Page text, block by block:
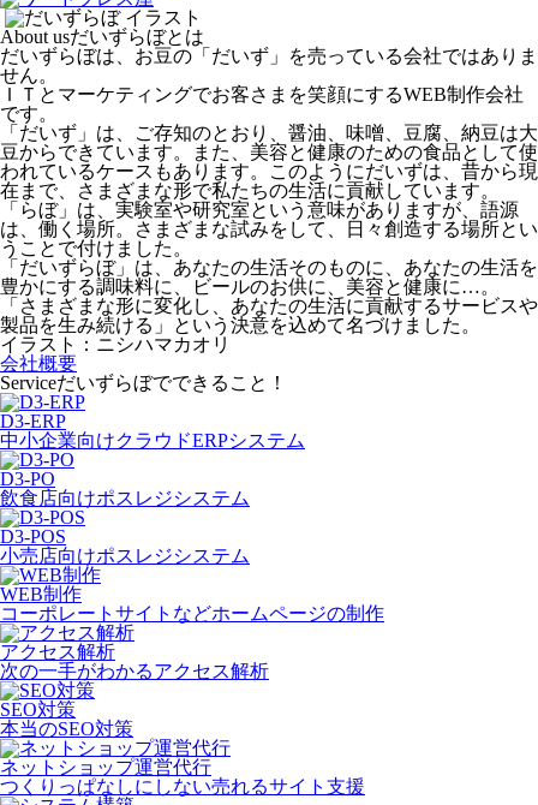
About usだいずらぼとは
だいずらぼは、お豆の「だいず」を売っている会社ではありま
せん。
ＩＴとマーケティングでお客さまを笑顔にするWEB制作会社
です。
「だいず」は、ご存知のとおり、醤油、味噌、豆腐、納豆は大
豆からできています。また、美容と健康のための食品として使
われているケースもあります。このようにだいずは、昔から現
在まで、さまざまな形で私たちの生活に貢献しています。
「らぼ」は、実験室や研究室という意味がありますが、語源
は、働く場所。さまざまな試みをして、日々創造する場所とい
うことで付けました。
「だいずらぼ」は、あなたの生活そのものに、あなたの生活を
豊かにする調味料に、ビールのお供に、美容と健康に…。
「さまざまな形に変化し、あなたの生活に貢献するサービスや
製品を生み続ける」という決意を込めて名づけました。
イラスト：ニシハマカオリ
会社概要
Serviceだいずらぼでできること！
D3-ERP
中小企業向けクラウドERPシステム
D3-PO
飲食店向けポスレジシステム
D3-POS
小売店向けポスレジシステム
WEB制作
コーポレートサイトなどホームページの制作
アクセス解析
次の一手がわかるアクセス解析
SEO対策
本当のSEO対策
ネットショップ運営代行
つくりっぱなしにしない売れるサイト支援